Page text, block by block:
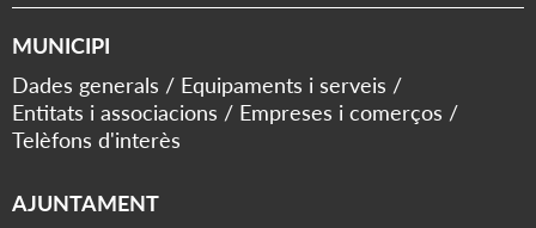
MUNICIPI
Dades generals
Equipaments i serveis
Entitats i associacions
Empreses i comerços
Telèfons d'interès
AJUNTAMENT